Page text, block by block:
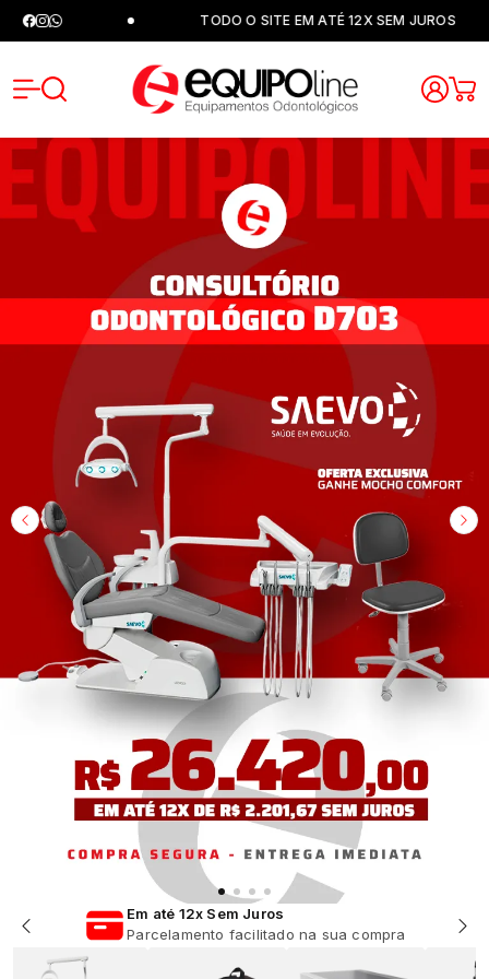
TODO O SITE EM ATÉ 12X SEM JUROS
Em até 12x Sem Juros
Parcelamento facilitado na sua compra